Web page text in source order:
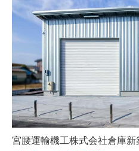
宮腰運輸機工株式会社倉庫新